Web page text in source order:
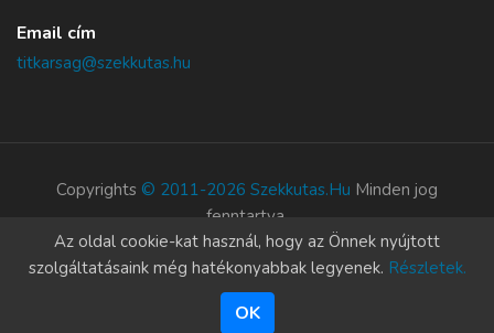
Email cím
titkarsag@szekkutas.hu
Copyrights © 2011-2026 Szekkutas.hu Minden jog
fenntartva.
Süti szabályzat
Az oldal cookie-kat használ, hogy az Önnek nyújtott
szolgáltatásaink még hatékonyabbak legyenek. Részletek.
OK